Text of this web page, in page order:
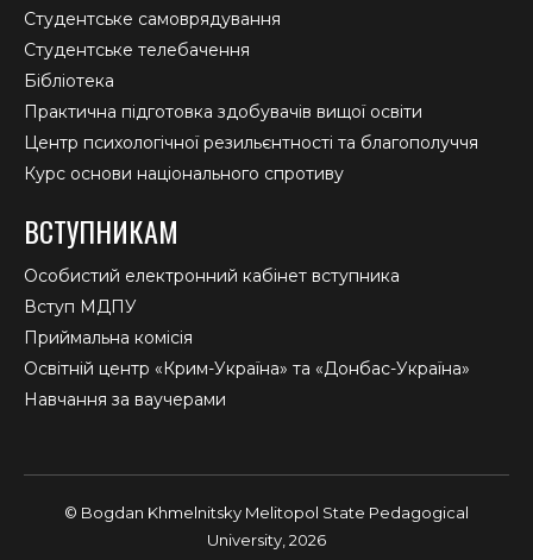
Студентське самоврядування
Студентське телебачення
Бібліотека
Практична підготовка здобувачів вищої освіти
Центр психологічної резильєнтності та благополуччя
Курс основи національного спротиву
ВСТУПНИКАМ
Особистий електронний кабінет вступника
Вступ МДПУ
Приймальна комісія
Освітній центр «Крим-Україна» та «Донбас-Україна»
Навчання за ваучерами
© Bogdan Khmelnitsky Melitopol State Pedagogical
University, 2026